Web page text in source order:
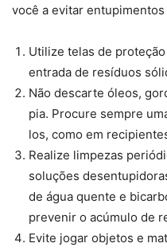
você a evitar entupimentos
Utilize telas de
entrada de resíduos
Não descarte óleos,
pia. Procure sempre
los, como em
Realize limpezas
soluções
de água quente e
prevenir o acúmulo de
Evite jogar objetos e